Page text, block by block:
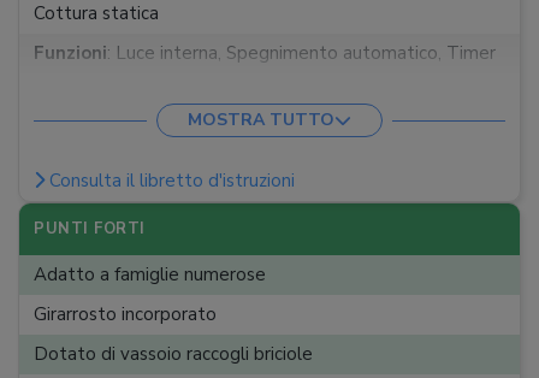
Cottura statica
Funzioni: Luce interna, Spegnimento automatico, Timer
Temperatura minima:90 °C
Temperatura massima:230 °C
Dimensioni (A x L x P):38 x 59,5 x 48,5 cm
MOSTRA TUTTO
Consulta il libretto d'istruzioni
PUNTI FORTI
Adatto a famiglie numerose
Girarrosto incorporato
Dotato di vassoio raccogli briciole